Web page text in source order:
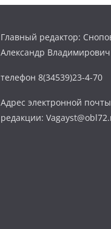
Главный редактор:
Александр Владимирович
телефон 8(34539)23-4-70
Адрес электронной почты
редакции: